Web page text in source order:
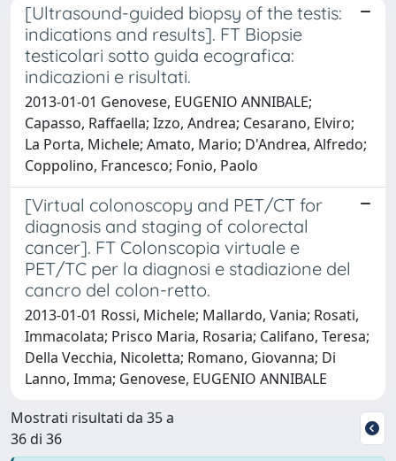
[Ultrasound-guided biopsy of the testis:
indications and results]. FT Biopsie
testicolari sotto guida ecografica:
indicazioni e risultati.
2013-01-01 Genovese, EUGENIO ANNIBALE;
Capasso, Raffaella; Izzo, Andrea; Cesarano, Elviro;
La Porta, Michele; Amato, Mario; D'Andrea, Alfredo;
Coppolino, Francesco; Fonio, Paolo
[Virtual colonoscopy and PET/CT for
diagnosis and staging of colorectal
cancer]. FT Colonscopia virtuale e
PET/TC per la diagnosi e stadiazione del
cancro del colon-retto.
2013-01-01 Rossi, Michele; Mallardo, Vania; Rosati,
Immacolata; Prisco Maria, Rosaria; Califano, Teresa;
Della Vecchia, Nicoletta; Romano, Giovanna; Di
Lanno, Imma; Genovese, EUGENIO ANNIBALE
Mostrati risultati da 35 a
36 di 36